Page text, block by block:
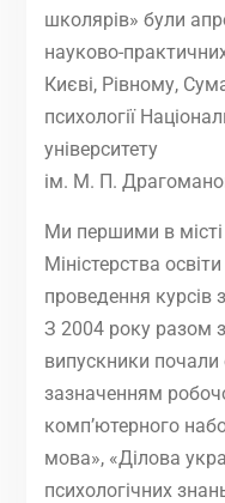
школярів» були
науково-
Києві, Рівному,
психології
університету
ім. М. П.
Ми першими в
Міністерства
проведення курсів
З 2004 року разом з
випускники почали
зазначенням
комп’ютерного
мова», «Ділова
психологічних